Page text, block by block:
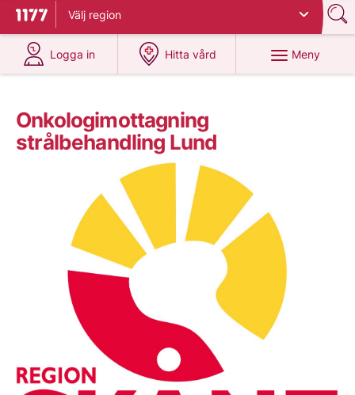
Till startsidan för 1177
Välj region
Logga in
på 1177.se
Hitta vård
på 1177.se
Meny
Onkologimottagning
strålbehandling Lund